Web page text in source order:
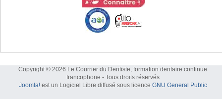
Copyright © 2026 Le Courrier du Dentiste, formation dentaire continue
francophone - Tous droits réservés
Joomla!est un Logiciel Libre diffusé sous licence GNU General Public